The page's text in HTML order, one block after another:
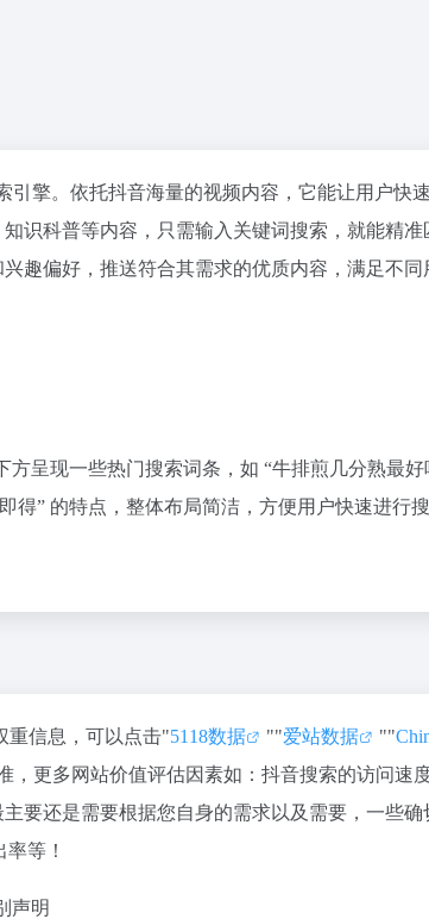
引擎。依托抖音海量的视频内容，它能让用户快
识科普等内容，只需输入关键词搜索，就能精准
趣偏好，推送符合其需求的优质内容，满足不同
呈现一些热门搜索词条，如 “牛排煎几分熟最好
得” 的特点，整体布局简洁，方便用户快速进行
重信息，可以点击"5118数据 ""爱站数据 ""
更多网站价值评估因素如：抖音搜索的访问速
要还是需要根据您自身的需求以及需要，一些确
等！
声明